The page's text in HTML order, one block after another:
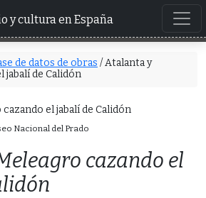
y cultura en España
de datos de obras / Atalanta y
jabalí de Calidón
cazando el
Nacional del Prado